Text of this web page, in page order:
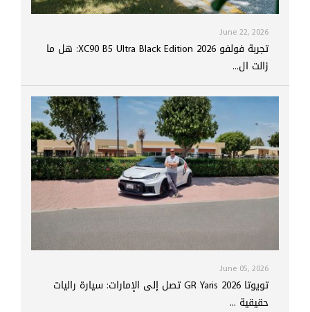
June 22, 2026
تجربة فولفو XC90 B5 Ultra Black Edition 2026: هل ما
زالت ال...
June 05, 2026
تويوتا GR Yaris 2026 تصل إلى الإمارات: سيارة راليات
حقيقية ...